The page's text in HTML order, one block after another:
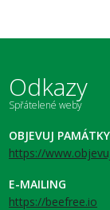
Odkazy
Spřátelené weby
OBJEVUJ PAMÁTKY
https://
E-MAILING
https://beefree.io